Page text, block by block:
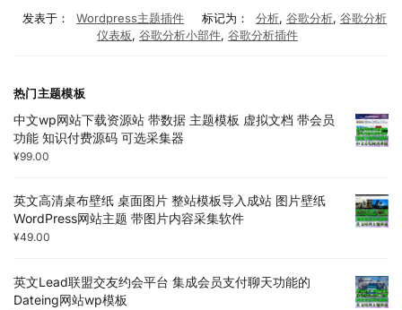
发表于： Wordpress主题插件 标记为： 分析, 谷歌分析, 谷歌分析
仪表板, 谷歌分析小部件, 谷歌分析插件
热门主题模板
中文wp网站下载资源站 带数据 主题模板 虚拟文档 带会员
功能 知识付费源码 可选采集器
¥99.00
英文高清桌布壁纸 桌面图片 整站模板导入成站 图片壁纸
WordPress网站主题 带图片内容采集软件
¥49.00
英文Lead联盟交友约会平台 集成会员支付聊天功能的
Dateing网站wp模板